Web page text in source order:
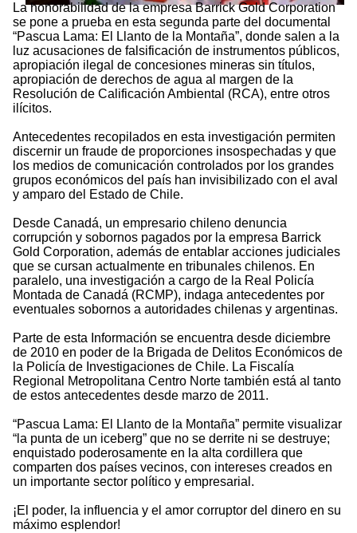
La honorabilidad de la empresa Barrick Gold Corporation
se pone a prueba en esta segunda parte del documental
“Pascua Lama: El Llanto de la Montaña”, donde salen a la
luz acusaciones de falsificación de instrumentos públicos,
apropiación ilegal de concesiones mineras sin títulos,
apropiación de derechos de agua al margen de la
Resolución de Calificación Ambiental (RCA), entre otros
ilícitos.
Antecedentes recopilados en esta investigación permiten
discernir un fraude de proporciones insospechadas y que
los medios de comunicación controlados por los grandes
grupos económicos del país han invisibilizado con el aval
y amparo del Estado de Chile.
Desde Canadá, un empresario chileno denuncia
corrupción y sobornos pagados por la empresa Barrick
Gold Corporation, además de entablar acciones judiciales
que se cursan actualmente en tribunales chilenos. En
paralelo, una investigación a cargo de la Real Policía
Montada de Canadá (RCMP), indaga antecedentes por
eventuales sobornos a autoridades chilenas y argentinas.
Parte de esta Información se encuentra desde diciembre
de 2010 en poder de la Brigada de Delitos Económicos de
la Policía de Investigaciones de Chile. La Fiscalía
Regional Metropolitana Centro Norte también está al tanto
de estos antecedentes desde marzo de 2011.
“Pascua Lama: El Llanto de la Montaña” permite visualizar
“la punta de un iceberg” que no se derrite ni se destruye;
enquistado poderosamente en la alta cordillera que
comparten dos países vecinos, con intereses creados en
un importante sector político y empresarial.
¡El poder, la influencia y el amor corruptor del dinero en su
máximo esplendor!